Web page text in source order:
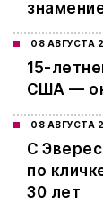
08 АВГУСТА
15-
США —
08 АВГУСТА
С
по
30 лет